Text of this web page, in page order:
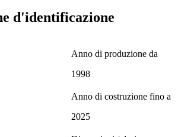
d'identificazione
Anno di produzione da
1998
Anno di costruzione fino a
2025